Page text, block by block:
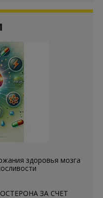
здоровья мозга
ЗА СЧЕТ